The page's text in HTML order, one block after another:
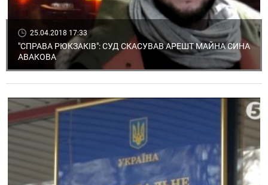
25.04.2018 17:33
"СПРАВА РЮКЗАКІВ": СУД СКАСУВАВ АРЕШТ МАЙНА СИНА
АВАКОВА